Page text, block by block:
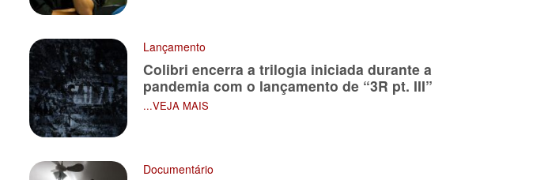
Lançamento
Colibri encerra a trilogia iniciada durante a
pandemia com o lançamento de “3R pt. III”
...VEJA MAIS
Documentário